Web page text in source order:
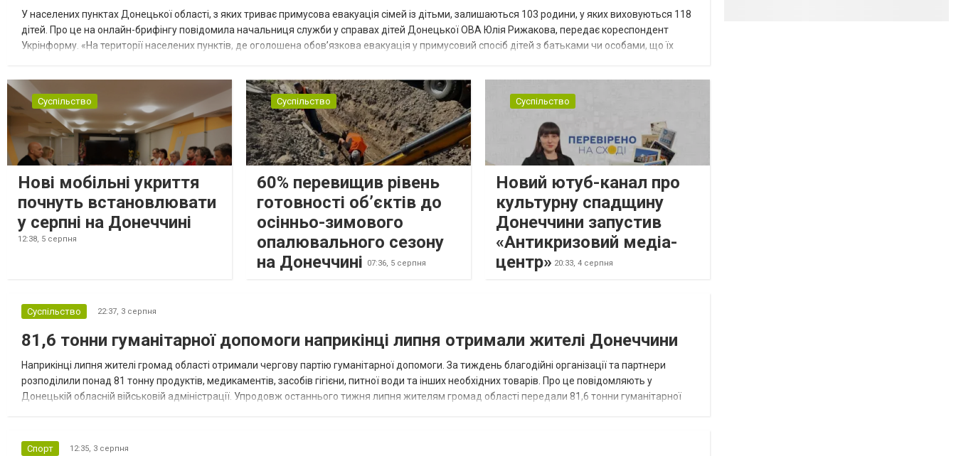
У населених пунктах Донецької області, з яких триває примусова евакуація сімей із дітьми, залишаються 103 родини, у яких виховуються 118
дітей. Про це на онлайн-брифінгу повідомила начальниця служби у справах дітей Донецької ОВА Юлія Рижакова, передає кореспондент
Укрінформу. «На території населених пунктів, де оголошена обов’язкова евакуація у примусовий спосіб дітей з батьками чи особами, що їх
Суспільство
Нові мобільні укриття
почнуть встановлювати
у серпні на Донеччині
12:38, 5 серпня
Суспільство
60% перевищив рівень
готовності об’єктів до
осінньо-зимового
опалювального сезону
на Донеччині
07:36, 5 серпня
Суспільство
Новий ютуб-канал про
культурну спадщину
Донеччини запустив
«Антикризовий медіа-
центр» 20:33, 4 серпня
Суспільство 22:37, 3 серпня
81,6 тонни гуманітарної допомоги наприкінці липня отримали жителі Донеччини
Наприкінці липня жителі громад області отримали чергову партію гуманітарної допомоги. За тиждень благодійні організації та партнери
розподілили понад 81 тонну продуктів, медикаментів, засобів гігієни, питної води та інших необхідних товарів. Про це повідомляють у
Донецькій обласній військовій адміністрації. Упродовж останнього тижня липня жителям громад області передали 81,6 тонни гуманітарної
Спорт 12:35, 3 серпня